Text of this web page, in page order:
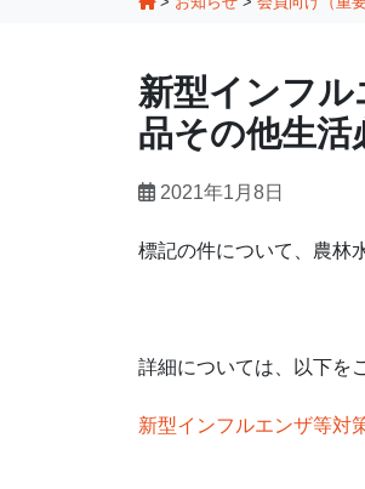
新型インフル
品その他生活
2021年1月8日
標記の件について、農林
詳細については、以下を
新型インフルエンザ等対